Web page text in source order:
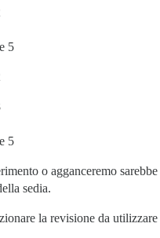
5
5
o agganceremo
sedia.
la revisione da